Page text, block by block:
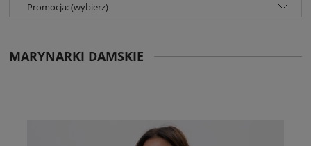
Promocja: (wybierz)
MARYNARKI DAMSKIE